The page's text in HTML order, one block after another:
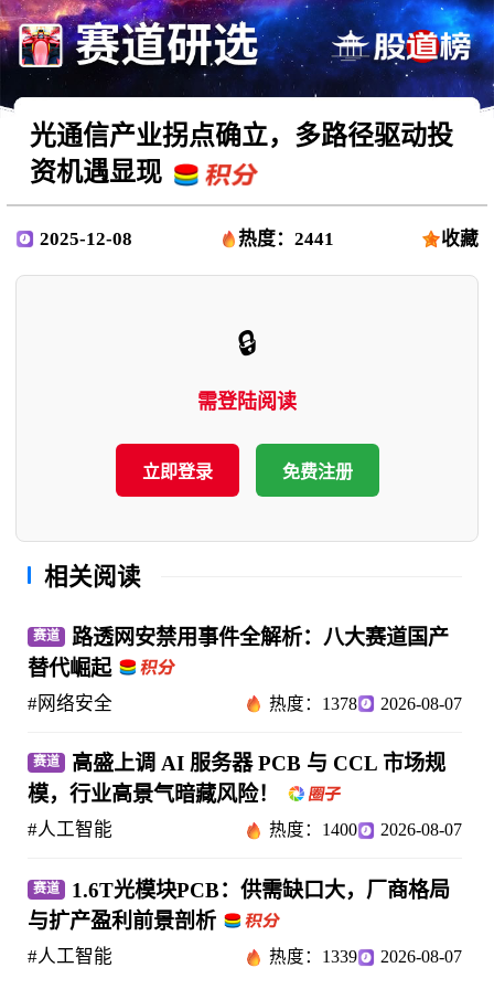
光通信产业拐点确立，多路径驱动投
资机遇显现
2025-12-08 热度：2441 收藏
🔒
需登陆阅读
立即登录 免费注册
相关阅读
赛道
路透网安禁用事件全解析：八大赛道国产
替代崛起
#网络安全 热度：1378 2026-08-07
赛道
高盛上调 AI 服务器 PCB 与 CCL 市场规
模，行业高景气暗藏风险！
#人工智能 热度：1400 2026-08-07
赛道
1.6T光模块PCB：供需缺口大，厂商格局
与扩产盈利前景剖析
#人工智能 热度：1339 2026-08-07